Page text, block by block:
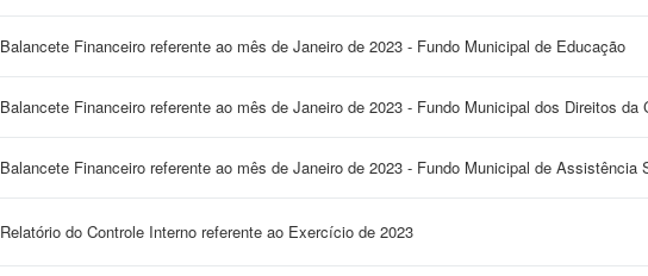
Balancete Financeiro referente ao mês de Janeiro de 2023 - Fundo Municipal de Educação
Balancete Financeiro referente ao mês de Janeiro de 2023 - Fundo Municipal dos Direitos da
Balancete Financeiro referente ao mês de Janeiro de 2023 - Fundo Municipal de Assistência
Relatório do Controle Interno referente ao Exercício de 2023